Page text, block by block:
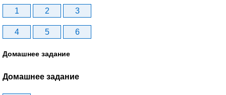
1 2 3
4 5 6
Домашнее задание
Домашнее задание